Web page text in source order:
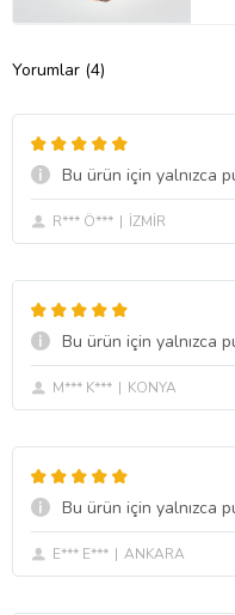
Yorumlar (4)
Bu ürün için yalnızca
R*** Ö*** İZMİR
Bu ürün için yalnızca
M*** K*** KONYA
Bu ürün için yalnızca
E*** E*** ANKARA